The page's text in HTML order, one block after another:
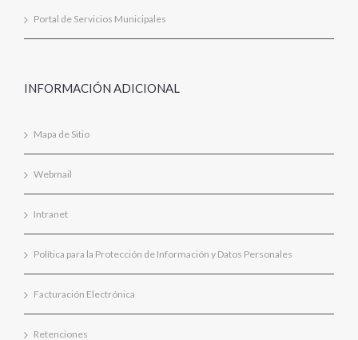
Portal de Servicios Municipales
INFORMACIÓN ADICIONAL
Mapa de Sitio
Webmail
Intranet
Política para la Protección de Información y Datos Personales
Facturación Electrónica
Retenciones